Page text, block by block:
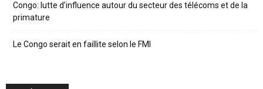
Congo: lutte d’influence autour du secteur des télécoms et de la
primature
Le Congo serait en faillite selon le FMI